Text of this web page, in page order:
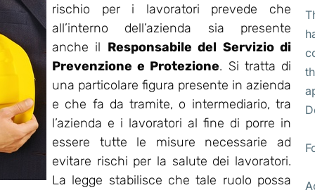
rischio per i lavoratori prevede che
all’interno dell’azienda sia presente
anche il Responsabile del Servizio di
Prevenzione e Protezione. Si tratta di
una particolare figura presente in azienda
e che fa da tramite, o intermediario, tra
l’azienda e i lavoratori al fine di porre in
essere tutte le misure necessarie ad
evitare rischi per la salute dei lavoratori.
La legge stabilisce che tale ruolo possa